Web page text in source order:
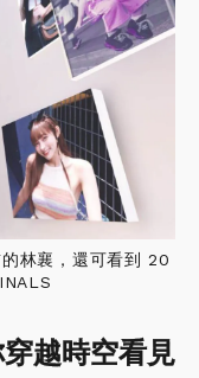
林襄，還可看到 20
穿越時空看見